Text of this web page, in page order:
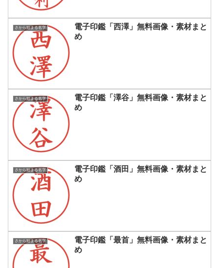
さから始まる名字
電子印鑑「西澤」無料画像・素材まと
め
さから始まる名字
電子印鑑「澤谷」無料画像・素材まと
め
さから始まる名字
電子印鑑「酒田」無料画像・素材まと
め
さから始まる名字
電子印鑑「最首」無料画像・素材まと
め